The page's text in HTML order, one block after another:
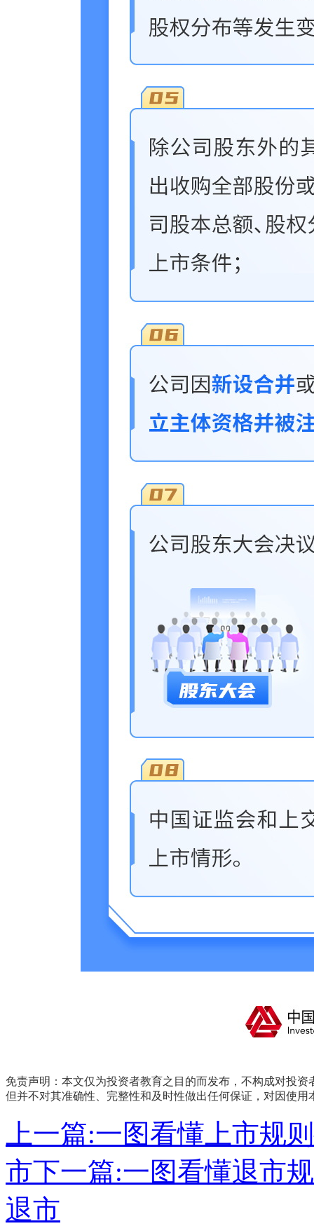
免责声明：本文仅为投资者教育之目的而发布，不构成对投资
但并不对其准确性、完整性和及时性做出任何保证，对因
上一篇:一图看懂上市规
市下一篇:一图看懂退市
退市